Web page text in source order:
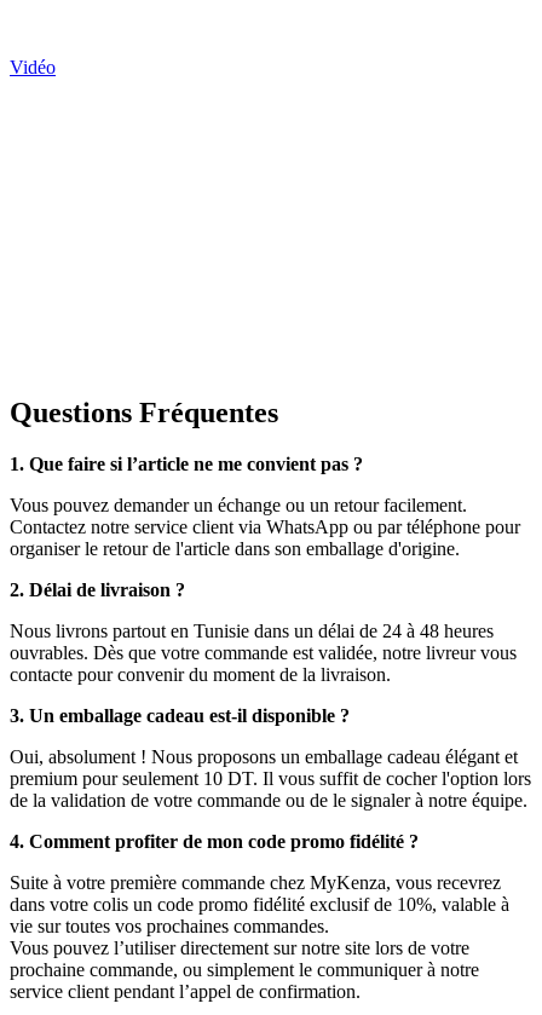
Vidéo
Questions Fréquentes
1. Que faire si l’article ne me convient pas ?
Vous pouvez demander un échange ou un retour facilement.
Contactez notre service client via WhatsApp ou par téléphone pour
organiser le retour de l'article dans son emballage d'origine.
2. Délai de livraison ?
Nous livrons partout en Tunisie dans un délai de 24 à 48 heures
ouvrables. Dès que votre commande est validée, notre livreur vous
contacte pour convenir du moment de la livraison.
3. Un emballage cadeau est-il disponible ?
Oui, absolument ! Nous proposons un emballage cadeau élégant et
premium pour seulement 10 DT. Il vous suffit de cocher l'option lors
de la validation de votre commande ou de le signaler à notre équipe.
4. Comment profiter de mon code promo fidélité ?
Suite à votre première commande chez MyKenza, vous recevrez
dans votre colis un code promo fidélité exclusif de 10%, valable à
vie sur toutes vos prochaines commandes.
Vous pouvez l’utiliser directement sur notre site lors de votre
prochaine commande, ou simplement le communiquer à notre
service client pendant l’appel de confirmation.